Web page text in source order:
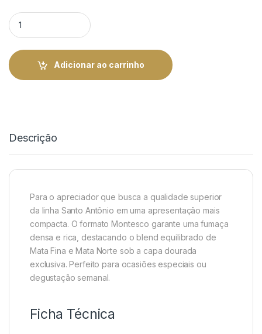
Dannemann Montesco Santo Antonio - Caixa com 10 | Rei
Adicionar ao carrinho
Descrição
Para o apreciador que busca a qualidade superior
da linha Santo Antônio em uma apresentação mais
compacta. O formato Montesco garante uma fumaça
densa e rica, destacando o blend equilibrado de
Mata Fina e Mata Norte sob a capa dourada
exclusiva. Perfeito para ocasiões especiais ou
degustação semanal.
Ficha Técnica